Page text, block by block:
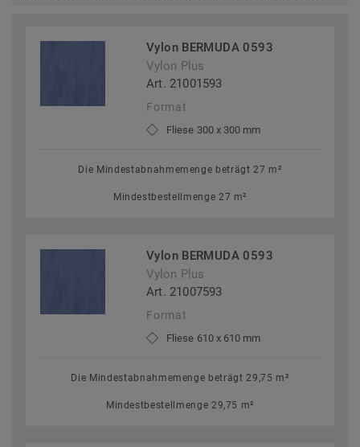
Vylon BERMUDA 0593
Vylon Plus
Art. 21001593
Format
Fliese 300 x 300 mm
Die Mindestabnahmemenge beträgt 27 m²
Mindestbestellmenge 27 m²
Vylon BERMUDA 0593
Vylon Plus
Art. 21007593
Format
Fliese 610 x 610 mm
Die Mindestabnahmemenge beträgt 29,75 m²
Mindestbestellmenge 29,75 m²